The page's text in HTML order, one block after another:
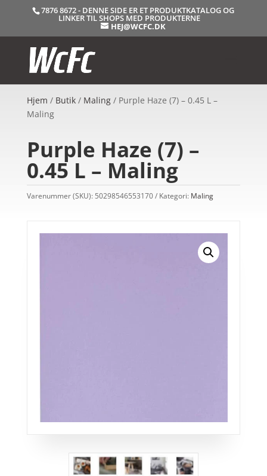
7876 8672 - DENNE SIDE ER ET PRODUKTKATALOG OG
LINKER TIL SHOPS MED PRODUKTERNE
HEJ@WCFC.DK
Hjem / Butik/ Maling/ Purple Haze (7) – 0.45 L –
Maling
Purple Haze (7) –
0.45 L – Maling
Varenummer (SKU): 50298546553170 Kategori: Maling